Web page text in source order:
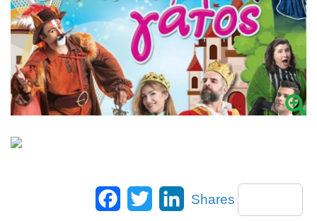
Facebook
Twitter LinkedIn
Shares